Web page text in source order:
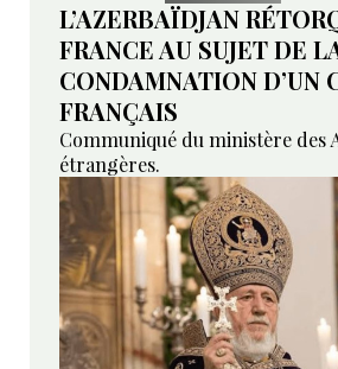
L’AZERBAÏDJAN
FRANCE AU SUJET DE
CONDAMNATION D’UN
FRANÇAIS
Communiqué du ministère des
étrangères.